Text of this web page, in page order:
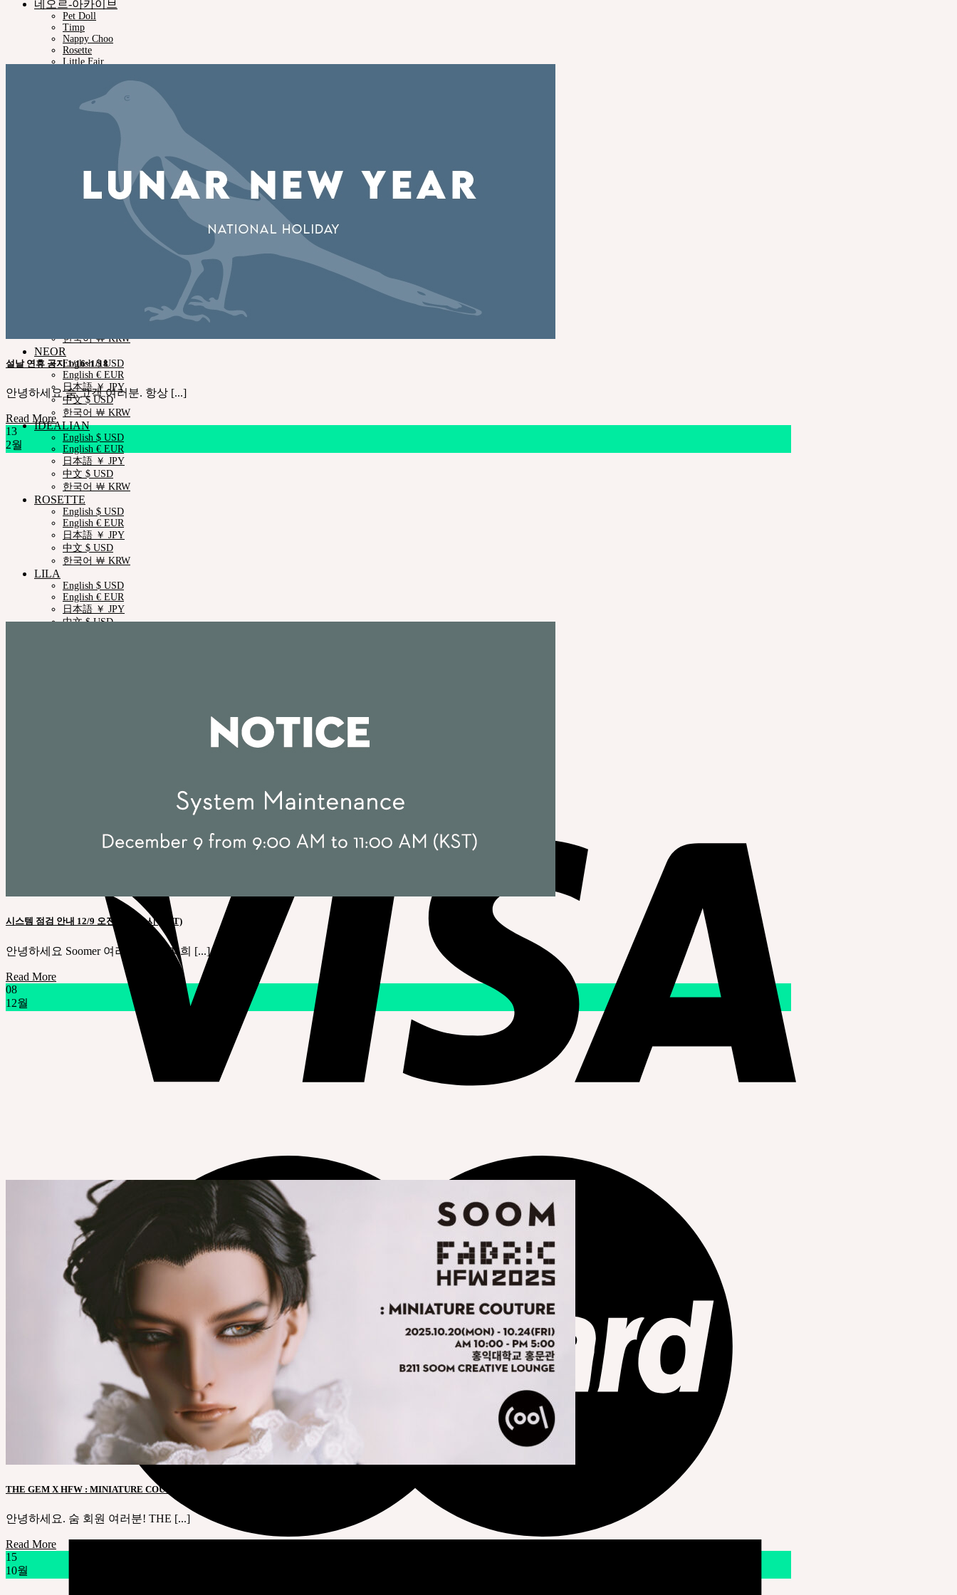
네오르-아카이브
Pet Doll
Timp
Nappy Choo
Rosette
Little Fair
공지사항
네오르 블로그
인재채용·협력문의
쇼핑몰이용안내
인형사이즈정보
스킨컬러가이드
한국어 ￦ KRW
NEOR
English $ USD
English € EUR
日本語 ￥ JPY
中文 $ USD
한국어 ￦ KRW
IDEALIAN
English $ USD
English € EUR
日本語 ￥ JPY
中文 $ USD
한국어 ￦ KRW
ROSETTE
English $ USD
English € EUR
日本語 ￥ JPY
中文 $ USD
한국어 ￦ KRW
LILA
English $ USD
English € EUR
日本語 ￥ JPY
中文 $ USD
설날 연휴 공지 1/16~1/18
안녕하세요 숨 고객 여러분. 항상 [...]
Read More
13
2월
시스템 점검 안내 12/9 오전 9시~11시 (KST)
안녕하세요 Soomer 여러분. 항상 저희 [...]
Read More
08
12월
THE GEM X HFW : MINIATURE COUTURE 전시 안내
안녕하세요. 숨 회원 여러분! THE [...]
Read More
15
10월